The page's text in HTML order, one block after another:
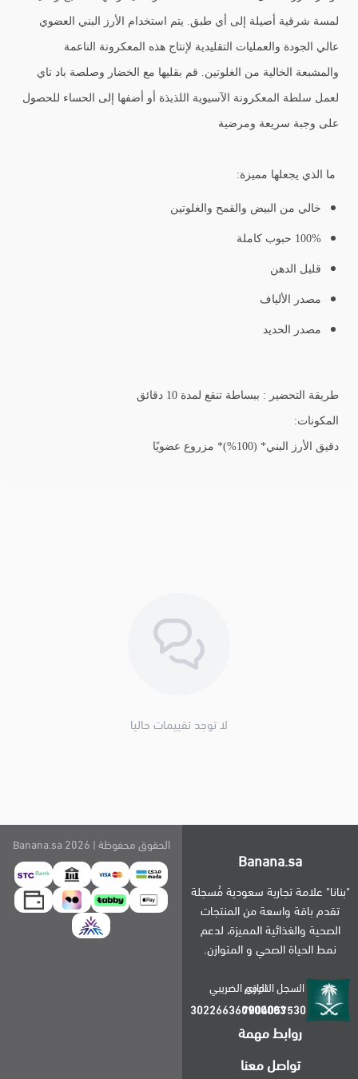
لمسة شرقية أصيلة إلى أي طبق. يتم استخدام الأرز البني العضوي
عالي الجودة والعمليات التقليدية لإنتاج هذه المعكرونة الناعمة
والمشبعة الخالية من الغلوتين. قم بقليها مع الخضار وصلصة باد تاي
لعمل سلطة المعكرونة الآسيوية اللذيذة أو أضفها إلى الحساء للحصول
على وجبة سريعة ومرضية
ما الذي يجعلها مميزة:
خالي من البيض والقمح والغلوتين
100% حبوب كاملة
قليل الدهن
مصدر الألياف
مصدر الحديد
طريقة التحضير : ببساطة تنقع لمدة 10 دقائق
المكونات:
دقيق الأرز البني* (100%)* مزروع عضويًا
لا توجد تقييمات حاليا
Banana.sa
"بنانا" علامة تجارية سعودية مُسجلة
تقدم باقة واسعة من المنتجات
الصحية والغذائية المميزة، لدعم
نمط الحياة الصحي و المتوازن.
السجل التجاري
7004057530
الرقم الضريبي
302266360900003
روابط مهمة
تواصل معنا
الحقوق محفوظة | 2026 Banana.sa